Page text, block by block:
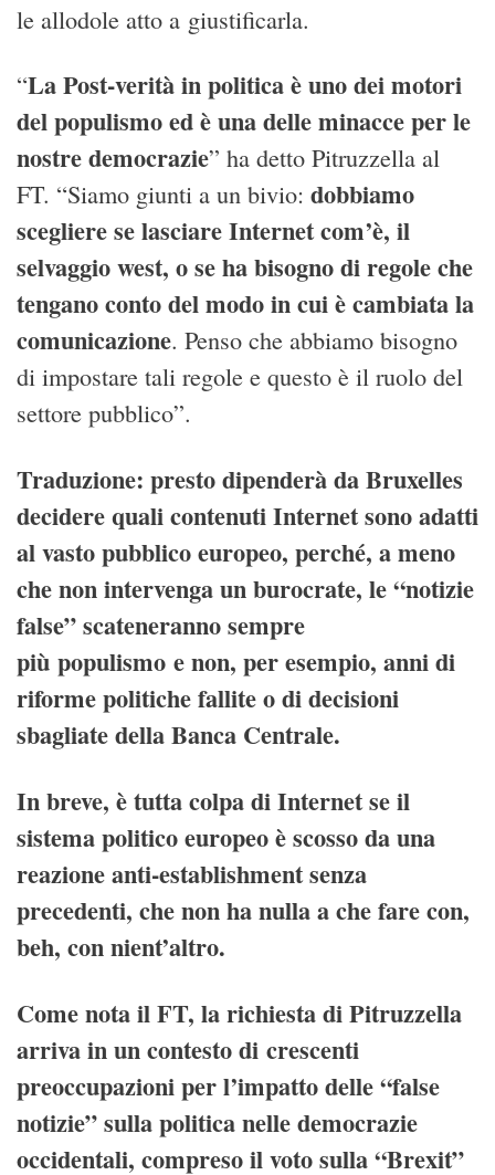
le allodole atto a giustificarla.
“La Post-verità in politica è uno dei motori
del populismo ed è una delle minacce per le
nostre democrazie” ha detto Pitruzzella al
FT. “Siamo giunti a un bivio: dobbiamo
scegliere se lasciare Internet com’è, il
selvaggio west, o se ha bisogno di regole che
tengano conto del modo in cui è cambiata la
comunicazione. Penso che abbiamo bisogno
di impostare tali regole e questo è il ruolo del
settore pubblico”.
Traduzione: presto dipenderà da Bruxelles
decidere quali contenuti Internet sono adatti
al vasto pubblico europeo, perché, a meno
che non intervenga un burocrate, le “notizie
false” scateneranno sempre
più populismo e non, per esempio, anni di
riforme politiche fallite o di decisioni
sbagliate della Banca Centrale.
In breve, è tutta colpa di Internet se il
sistema politico europeo è scosso da una
reazione anti-establishment senza
precedenti, che non ha nulla a che fare con,
beh, con nient’altro.
Come nota il FT, la richiesta di Pitruzzella
arriva in un contesto di crescenti
preoccupazioni per l’impatto delle “false
notizie” sulla politica nelle democrazie
occidentali, compreso il voto sulla “Brexit”